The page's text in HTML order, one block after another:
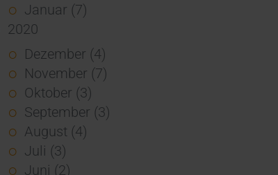
Januar (7)
2020
Dezember (4)
November (7)
Oktober (3)
September (3)
August (4)
Juli (3)
Juni (2)